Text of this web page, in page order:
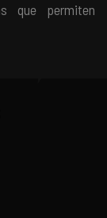
que permiten